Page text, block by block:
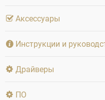
Аксессуары
Инструкции и
Драйверы
ПО